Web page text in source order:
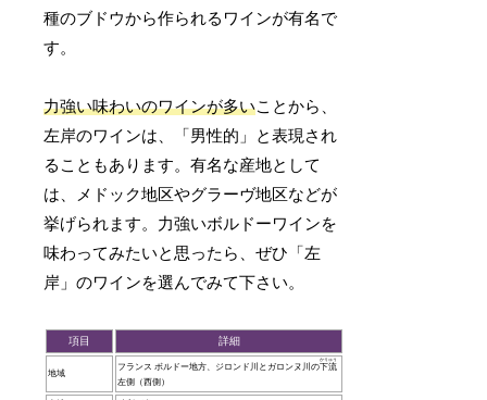
種のブドウから作られるワインが有名で
す。
力強い味わいのワインが多いことから、
左岸のワインは、「男性的」と表現され
ることもあります。有名な産地として
は、メドック地区やグラーヴ地区などが
挙げられます。力強いボルドーワインを
味わってみたいと思ったら、ぜひ「左
岸」のワインを選んでみて下さい。
項目 詳細
地域
フランス ボルドー地方、ジロンド川とガロンヌ川の下流
かりゅう
左側（西側）